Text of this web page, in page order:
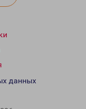
данных